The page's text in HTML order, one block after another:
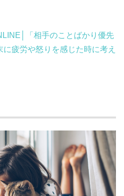
「相手のことばかり優先
疲労や怒りを感じた時に考え